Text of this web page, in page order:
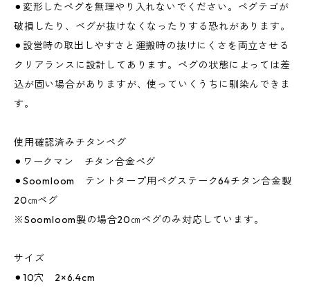
⚫︎変形したペグを無理やり入れないでください。ペグテゴが
破損したり、ペグが抜けなくなったりする恐れがあります。
⚫︎設営時の取出しやすさと運搬時の抜けにくさを両立させる
クリアランスに設計してあります。ペグの状態によっては差
込が固い場合がありますが、使っていくうちに馴染んできま
す。
使用確認済みチタンペグ
⚫︎ワークマン チタン合金ペグ
⚫︎Soomloom テントタープ用ペグステーク64チタン合金製
20㎝ペグ
※Soomloom製の場合20㎝ペグのみ対応しています。
サイズ
⚫︎10穴 2×6.4cm